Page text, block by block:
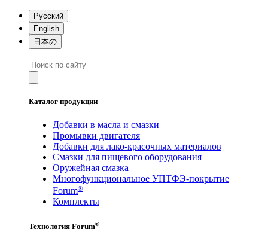
Русский
English
日本の
Каталог продукции
Добавки в масла и смазки
Промывки двигателя
Добавки для лако-красочных материалов
Смазки для пищевого оборудования
Оружейная смазка
Многофункциональное УПТФЭ-покрытие
Forum®
Комплекты
Технология Forum®